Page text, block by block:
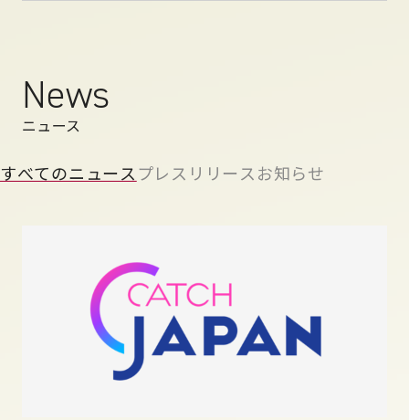
News
ニュース
すべてのニュースプレスリリースお知らせ